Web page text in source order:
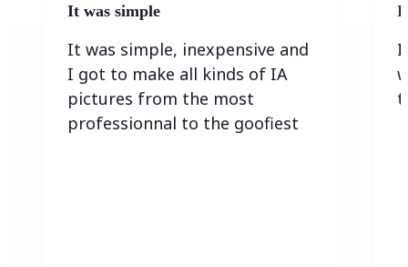
It was simple
It was simple, inexpensive and
I got to make all kinds of IA
pictures from the most
professionnal to the goofiest
I
I